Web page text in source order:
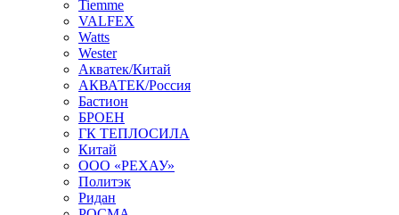
Tiemme
VALFEX
Watts
Wester
Акватек/Китай
АКВАТЕК/Россия
Бастион
БРОЕН
ГК ТЕПЛОСИЛА
Китай
ООО «РЕХАУ»
Политэк
Ридан